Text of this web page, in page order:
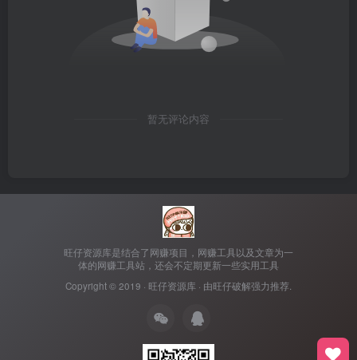
暂无评论内容
旺仔资源库是结合了网赚项目，网赚工具以及文章为一
体的网赚工具站，还会不定期更新一些实用工具
Copyright © 2019 · 旺仔资源库 · 由旺仔破解强力推荐.